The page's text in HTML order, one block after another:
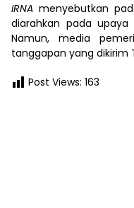
IRNA menyebutkan
diarahkan pada upaya
Namun, media
tanggapan yang dikirim
Post Views: 163